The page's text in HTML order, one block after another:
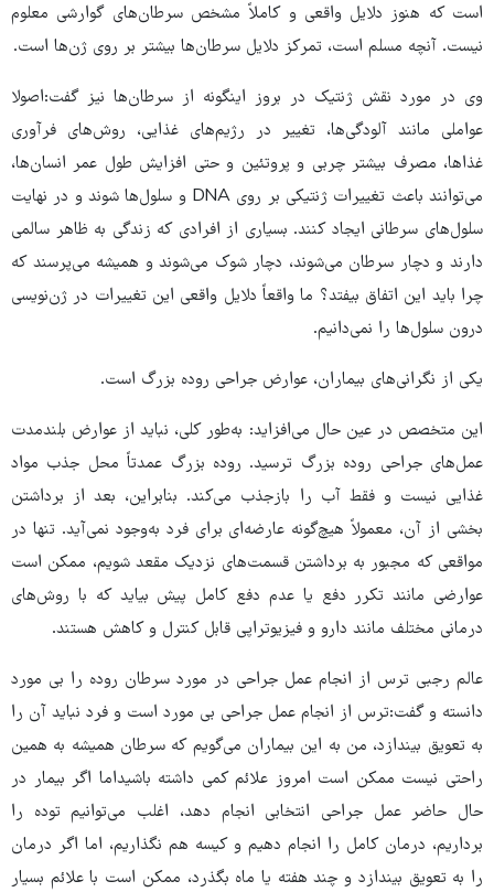
است که هنوز دلایل واقعی و کاملاً مشخص سرطان‌های گوارشی معلوم
نیست. آنچه مسلم است، تمرکز دلایل سرطان‌ها بیشتر بر روی ژن‌ها است.
وی در مورد نقش ژنتیک در بروز اینگونه از سرطان‌ها نیز گفت:اصولا
عواملی مانند آلودگی‌ها، تغییر در رژیم‌های غذایی، روش‌های فرآوری
غذاها، مصرف بیشتر چربی و پروتئین و حتی افزایش طول عمر انسان‌ها،
می‌توانند باعث تغییرات ژنتیکی بر روی DNA و سلول‌ها شوند و در نهایت
سلول‌های سرطانی ایجاد کنند. بسیاری از افرادی که زندگی به ظاهر سالمی
دارند و دچار سرطان می‌شوند، دچار شوک می‌شوند و همیشه می‌پرسند که
چرا باید این اتفاق بیفتد؟ ما واقعاً دلایل واقعی این تغییرات در ژن‌نویسی
درون سلول‌ها را نمی‌دانیم.
یکی از نگرانی‌های بیماران، عوارض جراحی روده بزرگ است.
این متخصص در عین حال می‌افزاید: به‌طور کلی، نباید از عوارض بلندمدت
عمل‌های جراحی روده بزرگ ترسید. روده بزرگ عمدتاً محل جذب مواد
غذایی نیست و فقط آب را بازجذب می‌کند. بنابراین، بعد از برداشتن
بخشی از آن، معمولاً هیچ‌گونه عارضه‌ای برای فرد به‌وجود نمی‌آید. تنها در
مواقعی که مجبور به برداشتن قسمت‌های نزدیک مقعد شویم، ممکن است
عوارضی مانند تکرر دفع یا عدم دفع کامل پیش بیاید که با روش‌های
درمانی مختلف مانند دارو و فیزیوتراپی قابل کنترل و کاهش هستند.
عالم رجبی ترس از انجام عمل جراحی در مورد سرطان روده را بی مورد
دانسته و گفت:ترس از انجام عمل جراحی بی مورد است و فرد نباید آن را
به تعویق بیندازد، من به این بیماران می‌گویم که سرطان همیشه به همین
راحتی نیست ممکن است امروز علائم کمی داشته باشیداما اگر بیمار در
حال حاضر عمل جراحی انتخابی انجام دهد، اغلب می‌توانیم توده را
برداریم، درمان کامل را انجام دهیم و کیسه هم نگذاریم، اما اگر درمان
را به تعویق بیندازد و چند هفته یا ماه بگذرد، ممکن است با علائم بسیار